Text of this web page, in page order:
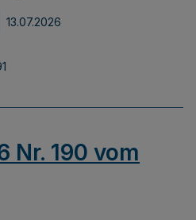
13.07.2026
Nr. 190 vom